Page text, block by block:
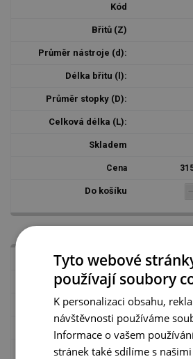
Tyto webové
používají soubory
K personalizaci obsahu,
návštěvnosti používáme
Informace o vašem
stránek také sdílíme s